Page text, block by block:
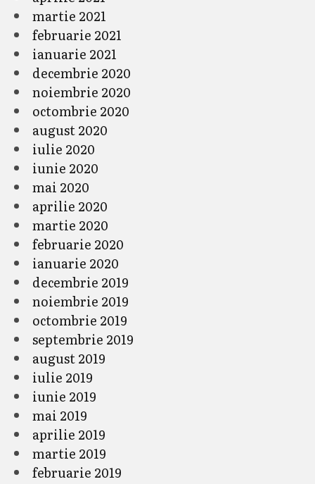
martie 2021
februarie 2021
ianuarie 2021
decembrie 2020
noiembrie 2020
octombrie 2020
august 2020
iulie 2020
iunie 2020
mai 2020
aprilie 2020
martie 2020
februarie 2020
ianuarie 2020
decembrie 2019
noiembrie 2019
octombrie 2019
septembrie 2019
august 2019
iulie 2019
iunie 2019
mai 2019
aprilie 2019
martie 2019
februarie 2019